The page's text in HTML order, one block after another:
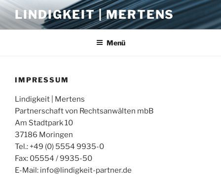
Zum
Inhalt
springen
LINDIGKEIT | MERTENS
Menü
IMPRESSUM
Lindigkeit | Mertens
Partnerschaft von Rechtsanwälten mbB
Am Stadtpark 10
37186 Moringen
Tel.: +49 (0) 5554 9935-0
Fax: 05554 / 9935-50
E-Mail: info@lindigkeit-partner.de